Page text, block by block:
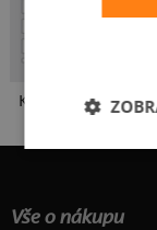
Vše o nákupu